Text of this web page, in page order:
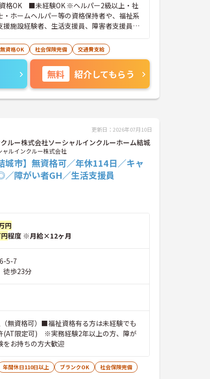
OK ■未経験OK ※ヘルパー2級以上・社
・ホームヘルパー等の資格保持者や、福祉系
援施設経験者、生活支援員、障害者支援員、
員等の経験歓迎
無資格OK 社会保険完備 交通費支給
無料 紹介してもらう
更新日：2026年07月10日
ルー株式会社ソーシャルインクルーホーム結城
ャルインクルー株式会社
城市】無資格可／年休114日／キャ
／障がい者GH／生活支援員
円
程度 ※月給×12ヶ月
5-7
徒歩23分
無資格可）■福祉資格有る方は未経験でも
限定可) ※実務経験2年以上の方、障が
をお持ちの方大歓迎
年間休日110日以上 ブランクOK
社会保険完備